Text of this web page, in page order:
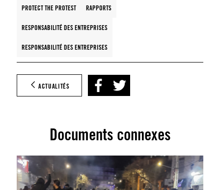
PROTECT THE PROTEST RAPPORTS
RESPONSABILITÉ DES ENTREPRISES
RESPONSABILITÉ DES ENTREPRISES
ACTUALITÉS
Documents connexes